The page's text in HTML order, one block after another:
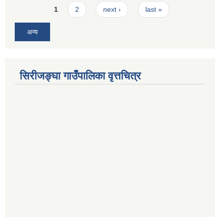
Pages1 2 next › last »
अन्य
सिरीजङ्घा गाउँपालिका वृत्तचित्र